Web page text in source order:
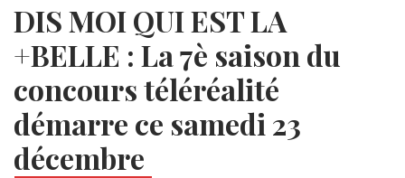
DIS MOI QUI EST LA
+BELLE : La 7è saison du
concours téléréalité
démarre ce samedi 23
décembre